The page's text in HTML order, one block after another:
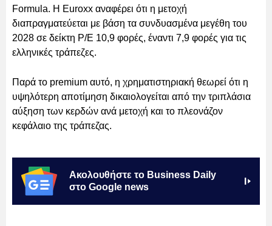
Formula. Η Euroxx αναφέρει ότι η μετοχή
διαπραγματεύεται με βάση τα συνδυασμένα μεγέθη του
2028 σε δείκτη P/E 10,9 φορές, έναντι 7,9 φορές για τις
ελληνικές τράπεζες.
Παρά το premium αυτό, η χρηματιστηριακή θεωρεί ότι η
υψηλότερη αποτίμηση δικαιολογείται από την τριπλάσια
αύξηση των κερδών ανά μετοχή και το πλεονάζον
κεφάλαιο της τράπεζας.
Ακολουθήστε το Business Daily
στο Google news